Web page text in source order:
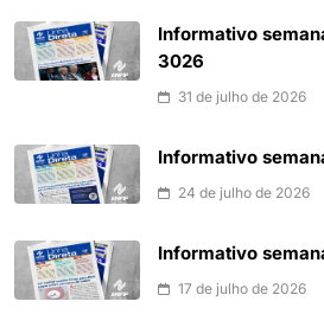
Informativo
3026
31 de julho de 2026
Informativo
24 de julho de 2026
Informativo
17 de julho de 2026